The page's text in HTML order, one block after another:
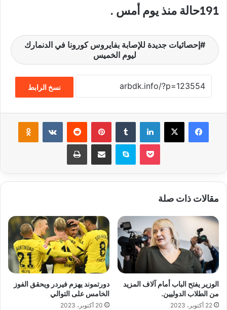
191حالة منذ يوم أمس .
إحصائيات جديدة للإصابة بفايروس كورونا في الدنمارك
ليوم الخميس
نسخ الرابط
فيسبوك لينكدإن بينتيريست
سكايب
مقالات ذات صلة
الوزير يفتح الباب أمام آلاف المزيد
من الطلاب الدوليين.
22 أكتوبر، 2023
دورتموند يهزم فيردر ويحقق الفوز
الخامس على التوالي
20 أكتوبر، 2023